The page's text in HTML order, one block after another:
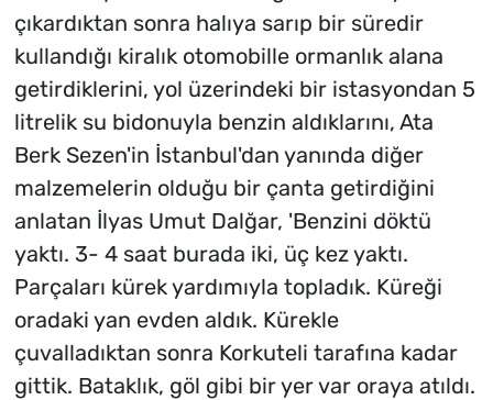
çıkardıktan sonra halıya sarıp bir süredir
kullandığı kiralık otomobille ormanlık alana
getirdiklerini, yol üzerindeki bir istasyondan 5
litrelik su bidonuyla benzin aldıklarını, Ata
Berk Sezen'in İstanbul'dan yanında diğer
malzemelerin olduğu bir çanta getirdiğini
anlatan İlyas Umut Dalğar, 'Benzini döktü
yaktı. 3- 4 saat burada iki, üç kez yaktı.
Parçaları kürek yardımıyla topladık. Küreği
oradaki yan evden aldık. Kürekle
çuvalladıktan sonra Korkuteli tarafına kadar
gittik. Bataklık, göl gibi bir yer var oraya atıldı.